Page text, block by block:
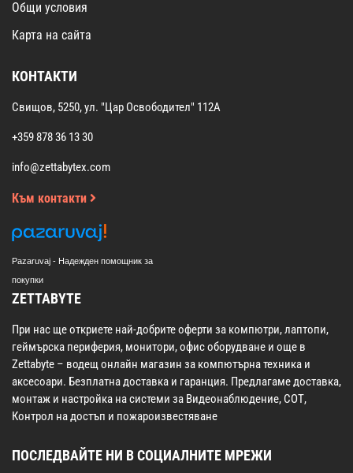
Общи условия
Карта на сайта
КОНТАКТИ
Свищов, 5250, ул. "Цар Освободител" 112А
+359 878 36 13 30
info@zettabytex.com
Към контакти
Pazaruvaj - Надежден помощник за
покупки
ZETTABYTE
При нас ще откриете най-добрите оферти за компютри, лаптопи,
геймърска периферия, монитори, офис оборудване и още в
Zettabyte – водещ онлайн магазин за компютърна техника и
аксесоари. Безплатна доставка и гаранция. Предлагаме доставка,
монтаж и настройка на системи за Видеонаблюдение, СОТ,
Контрол на достъп и пожароизвестяване
ПОСЛЕДВАЙТЕ НИ В СОЦИАЛНИТЕ МРЕЖИ